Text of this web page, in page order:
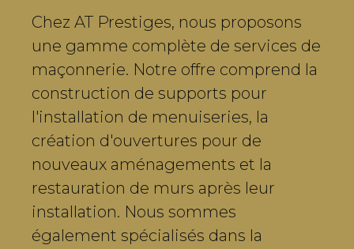
Chez AT Prestiges, nous proposons
une gamme complète de services de
maçonnerie. Notre offre comprend la
construction de supports pour
l'installation de menuiseries, la
création d'ouvertures pour de
nouveaux aménagements et la
restauration de murs après leur
installation. Nous sommes
également spécialisés dans la